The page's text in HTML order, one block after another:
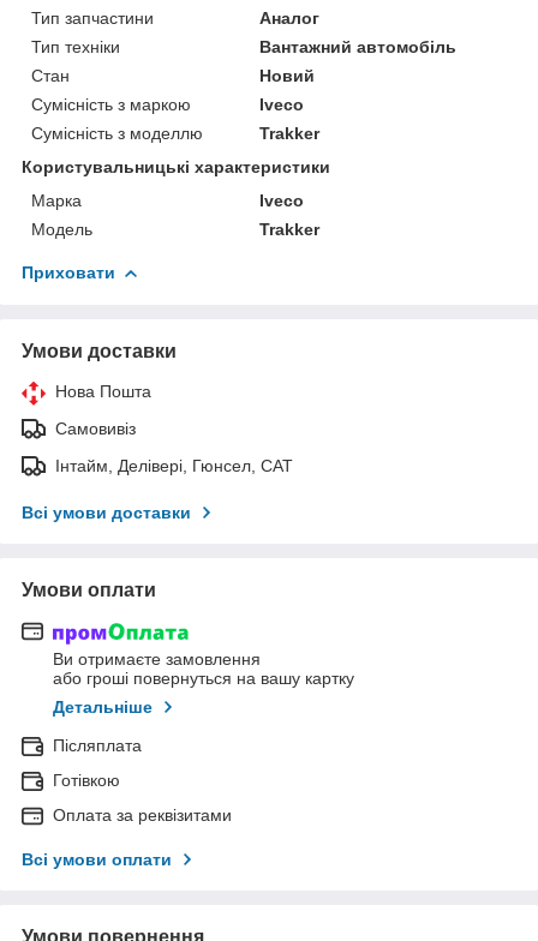
Тип запчастини
Аналог
Тип техніки
Вантажний автомобіль
Стан
Новий
Сумісність з маркою
Iveco
Сумісність з моделлю
Trakker
Користувальницькі характеристики
Марка
Iveco
Модель
Trakker
Приховати
Умови доставки
Нова Пошта
Самовивіз
Інтайм, Делівері, Гюнсел, САТ
Всі умови доставки
Умови оплати
Ви отримаєте замовлення
або гроші повернуться на вашу картку
Детальніше
Післяплата
Готівкою
Оплата за реквізитами
Всі умови оплати